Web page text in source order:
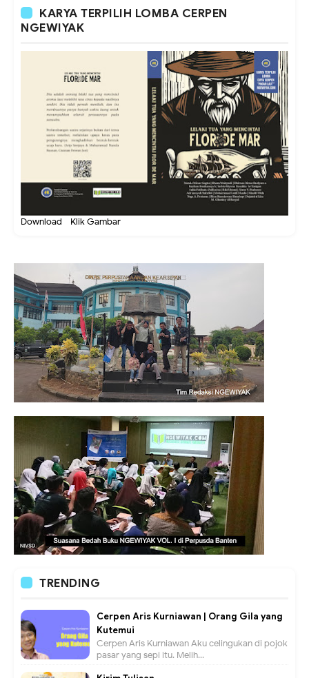
KARYA TERPILIH LOMBA CERPEN
NGEWIYAK
Download - Klik Gambar
TRENDING
Cerpen Aris Kurniawan | Orang Gila yang
Kutemui
Cerpen Aris Kurniawan Aku celingukan di pojok
pasar yang sepi itu. Melih...